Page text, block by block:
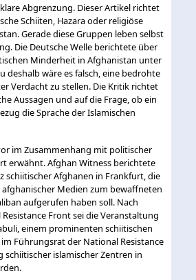
Abgrenzung. Dieser Artikel richtet
Schiiten, Hazara oder religiöse
Gerade diese Gruppen leben selbst
Die Deutsche Welle berichtete über
Minderheit in Afghanistan unter
deshalb wäre es falsch, eine bedrohte
Verdacht zu stellen. Die Kritik richtet
Aussagen und auf die Frage, ob ein
die Sprache der Islamischen
im Zusammenhang mit politischer
erwähnt. Afghan Witness berichtete
schiitischer Afghanen in Frankfurt, die
Medien zum bewaffneten
aufgerufen haben soll. Nach
Front sei die Veranstaltung
einem prominenten schiitischen
Führungsrat der National Resistance
islamischer Zentren in